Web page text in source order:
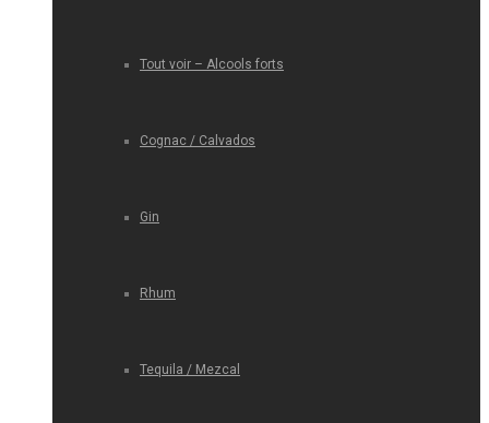
Tout voir – Alcools forts
Cognac / Calvados
Gin
Rhum
Tequila / Mezcal